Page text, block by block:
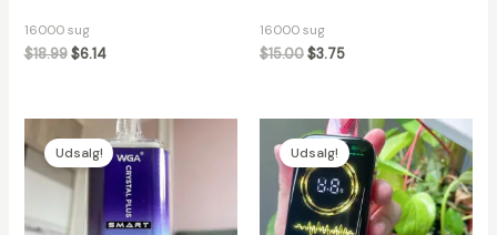
16000 sug
$18.99 $6.14
16000 sug
$15.00$3.75
Udsalg! Udsalg!